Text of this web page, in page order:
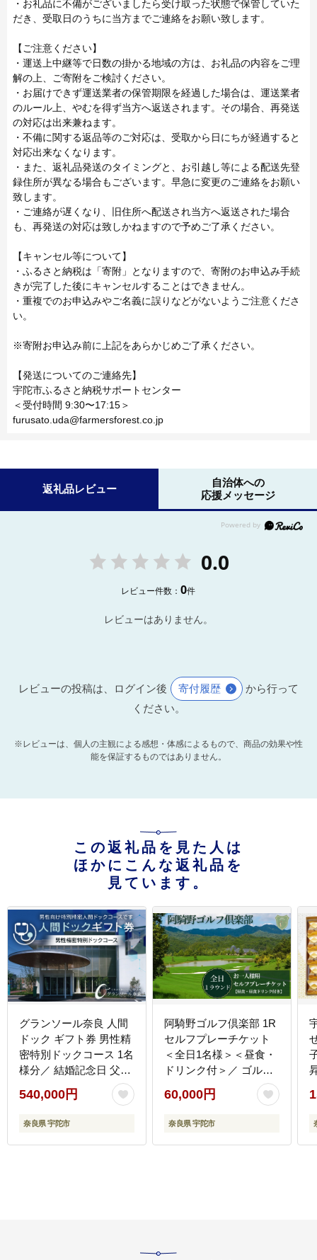
・お礼品に不備がございましたら受け取った状態で保管していた
だき、受取日のうちに当方までご連絡をお願い致します。
【ご注意ください】
・運送上中継等で日数の掛かる地域の方は、お礼品の内容をご理
解の上、ご寄附をご検討ください。
・お届けできず運送業者の保管期限を経過した場合は、運送業者
のルール上、やむを得ず当方へ返送されます。その場合、再発送
の対応は出来兼ねます。
・不備に関する返品等のご対応は、受取から日にちが経過すると
対応出来なくなります。
・また、返礼品発送のタイミングと、お引越し等による配送先登
録住所が異なる場合もございます。早急に変更のご連絡をお願い
致します。
・ご連絡が遅くなり、旧住所へ配送され当方へ返送された場合
も、再発送の対応は致しかねますので予めご了承ください。
【キャンセル等について】
・ふるさと納税は「寄附」となりますので、寄附のお申込み手続
きが完了した後にキャンセルすることはできません。
・重複でのお申込みやご名義に誤りなどがないようご注意くださ
い。
※寄附お申込み前に上記をあらかじめご了承ください。
【発送についてのご連絡先】
宇陀市ふるさと納税サポートセンター
＜受付時間 9:30〜17:15＞
furusato.uda@farmersforest.co.jp
返礼品レビュー
自治体への
応援メッセージ
0.0
レビュー件数：0件
レビューはありません。
レビューの投稿は、ログイン後 寄付履歴
から行って
ください。
※レビューは、個人の主観による感想・体感によるもので、商品の効果や性
能を保証するものではありません。
この返礼品を見た人は
ほかにこんな返礼品を
見ています。
グランソール奈良 人間
ドック ギフト券 男性精
密特別ドックコース 1名
様分／ 結婚記念日 父の
日 母の日 敬老の日 勤労
感謝の日 ギフト プレゼ
ント 奈良県 宇陀市 ふる
540,000円
奈良県 宇陀市
阿騎野ゴルフ倶楽部 1R
セルフプレーチケット
＜全日1名様＞＜昼食・
ドリンク付＞／ ゴルフ
ゴルフ場 ゴルフプレー
券 ゴルフ利用券 利用券
プレー券 チケット 体験
さと納税 | ゴルフ場 ゴ
60,000円
奈良県 宇陀市